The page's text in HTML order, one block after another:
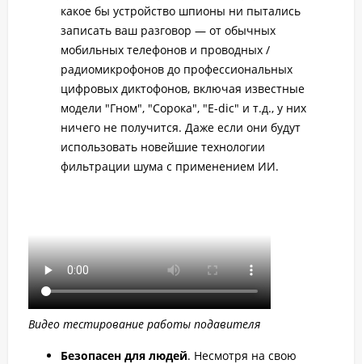
какое бы устройство шпионы ни пытались
записать ваш разговор — от обычных
мобильных телефонов и проводных /
радиомикрофонов до профессиональных
цифровых диктофонов, включая известные
модели "Гном", "Сорока", "E-dic" и т.д., у них
ничего не получится. Даже если они будут
использовать новейшие технологии
фильтрации шума с применением ИИ.
Видео тестирование работы подавителя
Безопасен для людей. Несмотря на свою